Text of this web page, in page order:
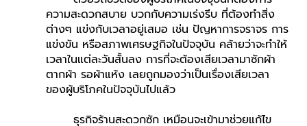
ความสะดวกสบาย บวกกับความเร่งรีบ ที่ต้องทำสิ่ง
ต่างๆ แข่งกับเวลาอยู่เสมอ เช่น ปัญหาการจราจร การ
แข่งขัน หรือสภาพเศรษฐกิจในปัจจุบัน คล้ายว่าจะทำให้
เวลาในแต่ละวันสั้นลง การที่จะต้องเสียเวลามาซักผ้า
ตากผ้า รอผ้าแห้ง เลยถูกมองว่าเป็นเรื่องเสียเวลา
ของผู้บริโภคในปัจจุบันไปแล้ว